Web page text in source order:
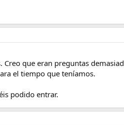
que eran preguntas
el tiempo que teníamos.
podido entrar.